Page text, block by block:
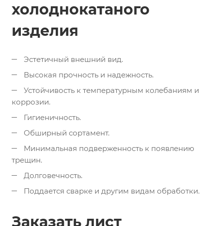
холоднокатаного
изделия
Эстетичный внешний вид.
Высокая прочность и надежность.
Устойчивость к температурным колебаниям и
коррозии.
Гигиеничность.
Обширный сортамент.
Минимальная подверженность к появлению
трещин.
Долговечность.
Поддается сварке и другим видам обработки.
Заказать лист